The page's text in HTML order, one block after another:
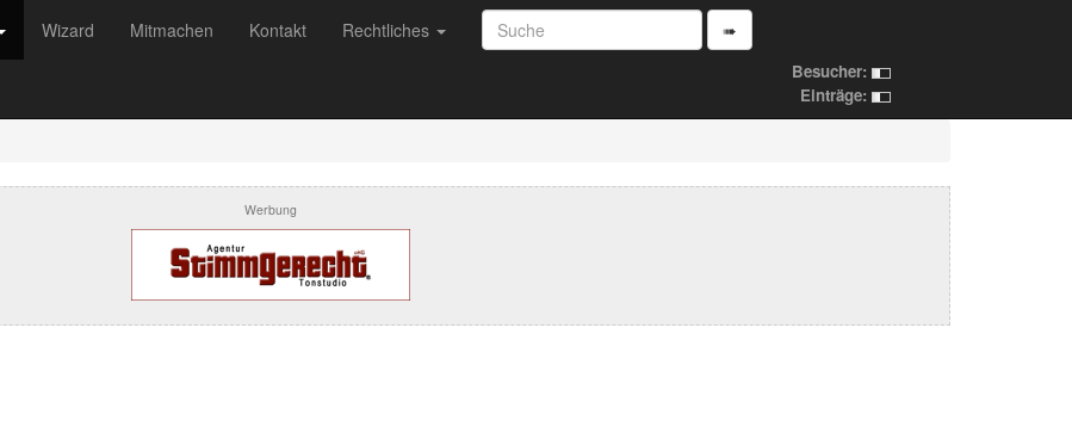
Wizard Mitmachen Kontakt Rechtliches ➠
Besucher:
Einträge:
Werbung